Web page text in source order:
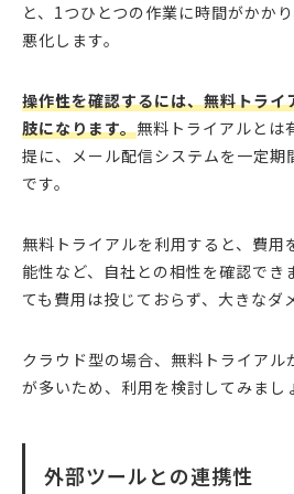
と、1つひとつの作業に時間がかか
悪化します。
操作性を確認するには、無料トラ
肢になります。無料トライアルとは
提に、メール配信システムを一定期
です。
無料トライアルを利用すると、費用
能性など、自社との相性を確認でき
ても費用は投じておらず、大きなダ
クラウド型の場合、無料トライアル
が多いため、利用を検討してみまし
外部ツールとの連携性